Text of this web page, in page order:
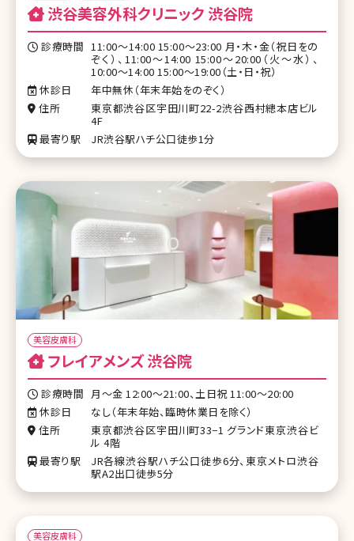
渋谷美容外科クリニック 渋谷院
診療時間 11:00～14:00 15:00～23:00 月・木・金（祝日をの
ぞく）、11:00～14:00 15:00～20:00（火～水）、
10:00～14:00 15:00～19:00（土・日・祝）
休診日
年中無休（年末年始をのぞく）
住所
東京都渋谷区宇田川町22-2渋谷西村總本店ビル
4F
最寄り駅
JR渋谷駅ハチ公口徒歩1分
美容皮膚科
フレイアメンズ 渋谷院
診療時間 月～金 12:00～21:00、土日祝 11:00～20:00
休診日
なし（年末年始、臨時休業日を除く）
住所
東京都渋谷区宇田川町33−1 グランド東京渋谷ビ
ル 4階
最寄り駅
JR各線渋谷駅ハチ公口徒歩6分、東京メトロ渋谷
駅A2出口徒歩5分
美容皮膚科